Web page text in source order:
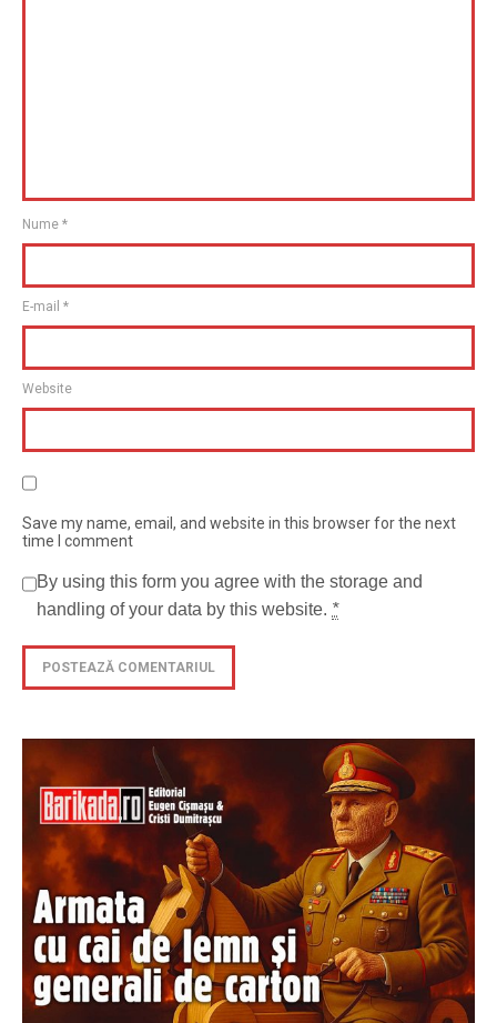
Nume *
E-mail *
Website
Save my name, email, and website in this browser for the next
time I comment
By using this form you agree with the storage and
handling of your data by this website. *